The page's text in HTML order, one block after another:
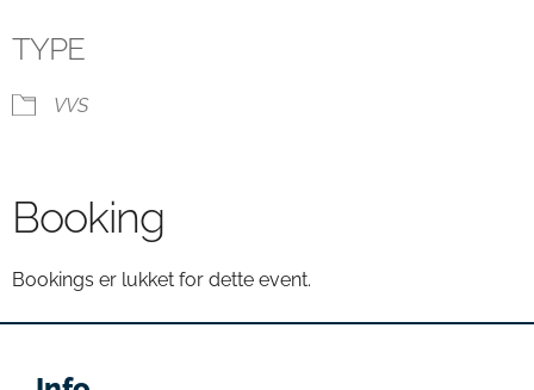
TYPE
VVS
Booking
Bookings er lukket for dette event.